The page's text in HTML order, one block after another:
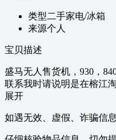
类型二手家电/冰箱
来源个人
宝贝描述
盛马无人售货机，930，
联系我时请说明是在榕江
展开
如遇无效、虚假、诈骗信